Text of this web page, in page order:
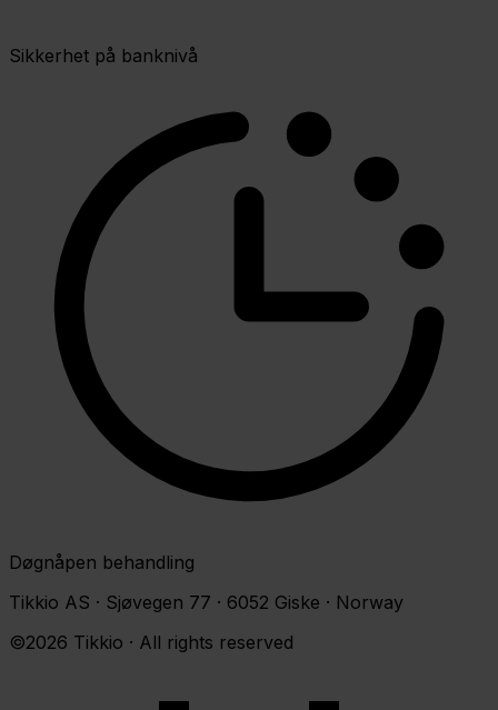
Sikkerhet på banknivå
Døgnåpen behandling
Tikkio AS · Sjøvegen 77 · 6052 Giske · Norway
©2026 Tikkio · All rights reserved